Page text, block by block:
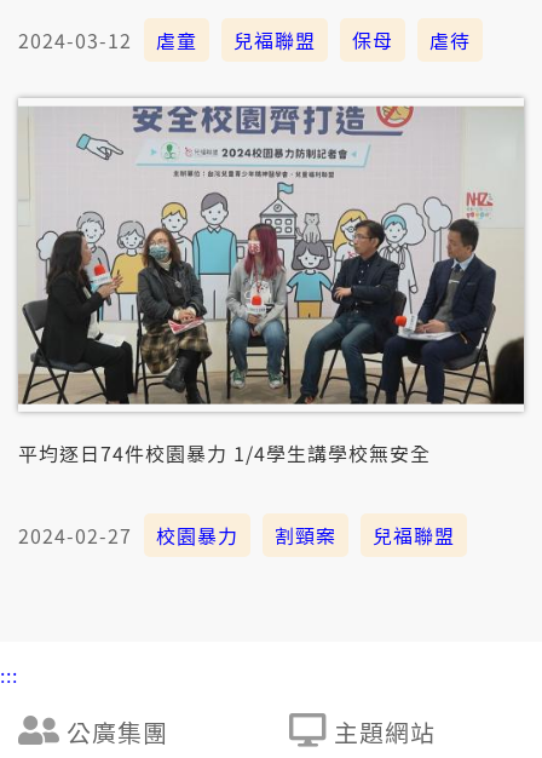
2024-03-12 虐童 兒福聯盟 保母 虐待
平均逐日74件校園暴力 1/4學生講學校無安全
2024-02-27 校園暴力 割頸案 兒福聯盟
:::
公廣集團 主題網站